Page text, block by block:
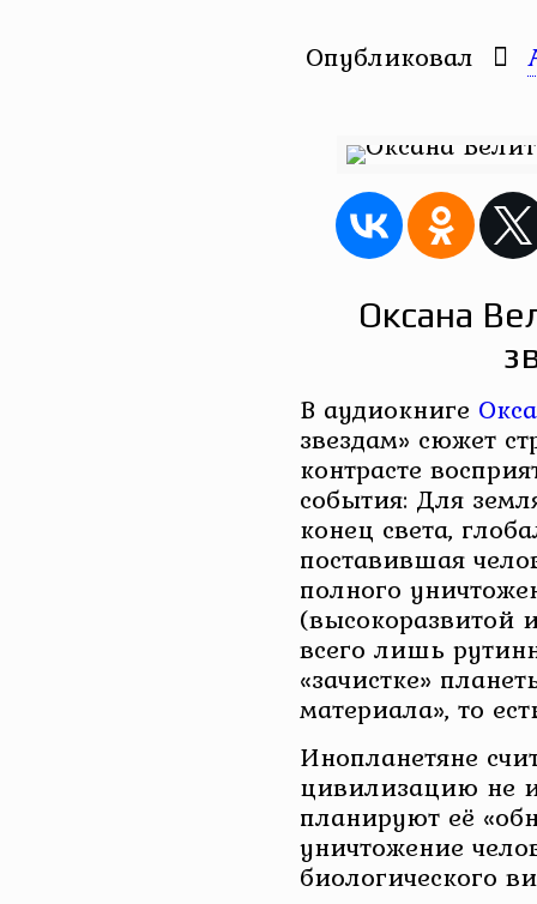
Опубликовал
Оксана
В аудиокниге
звездам» сюжет
контрасте
события: Для
конец света,
поставившая
полного
(высокоразвитой
всего лишь
«зачистке»
материала», то
Инопланетяне
цивилизацию не
планируют её
уничтожение
биологического